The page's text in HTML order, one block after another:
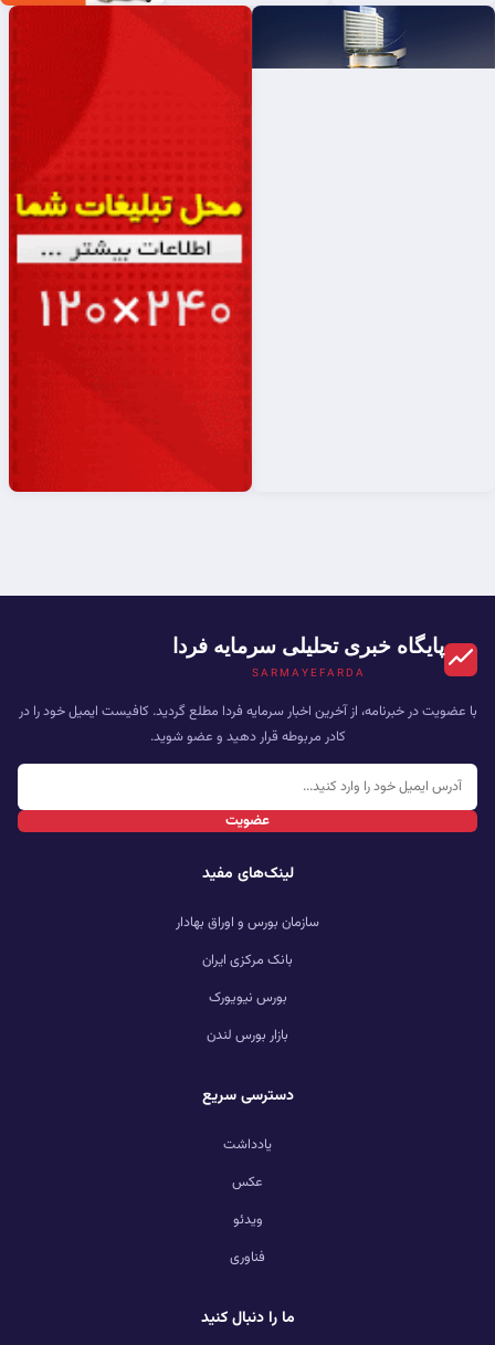
پایگاه خبری تحلیلی سرمایه فردا
SARMAYEFARDA
با عضویت در خبرنامه، از آخرین اخبار سرمایه فردا مطلع گردید. کافیست ایمیل خود را در
کادر مربوطه قرار دهید و عضو شوید.
عضویت
لینک‌های مفید
سازمان بورس و اوراق بهادار
بانک مرکزی ایران
بورس نیویورک
بازار بورس لندن
دسترسی سریع
یادداشت
عکس
ویدئو
فناوری
ما را دنبال کنید